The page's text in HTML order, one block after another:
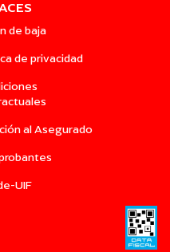
de baja
de privacidad
al Asegurado
UIF